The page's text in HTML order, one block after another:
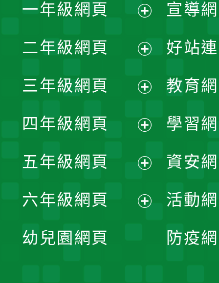
一年級網頁
開
選
單
二年級網頁
開
選
單
三年級網頁
開
選
單
四年級網頁
開
選
五年級網頁
開
六年級網頁
幼兒園網頁
宣導
好站
教育
學習
資安
活動
防疫